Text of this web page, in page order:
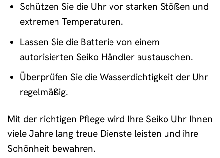
Schützen Sie die Uhr vor starken Stößen und
extremen Temperaturen.
Lassen Sie die Batterie von einem
autorisierten Seiko Händler austauschen.
Überprüfen Sie die Wasserdichtigkeit der Uhr
regelmäßig.
Mit der richtigen Pflege wird Ihre Seiko Uhr Ihnen
viele Jahre lang treue Dienste leisten und ihre
Schönheit bewahren.